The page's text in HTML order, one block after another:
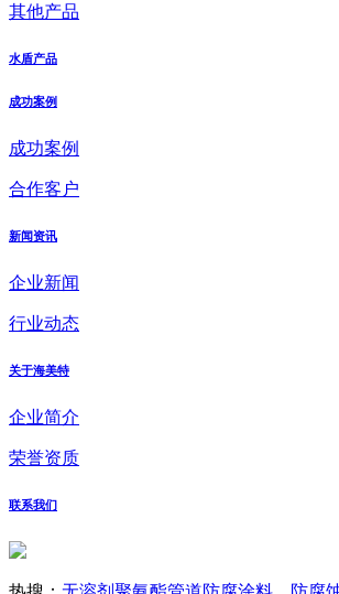
其他产品
水盾产品
成功案例
成功案例
合作客户
新闻资讯
企业新闻
行业动态
关于海美特
企业简介
荣誉资质
联系我们